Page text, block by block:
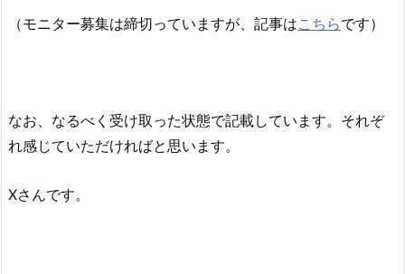
（モニター募集は締切っていますが、記事はこちらです）
なお、なるべく受け取った状態で記載しています。それぞ
れ感じていただければと思います。
Xさんです。